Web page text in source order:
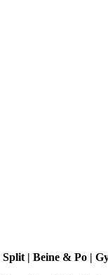
Split | Beine & Po |